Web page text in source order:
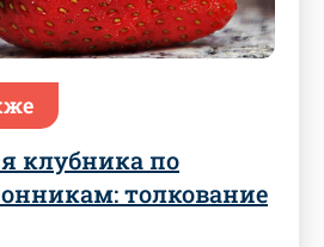
клубника по
толкование